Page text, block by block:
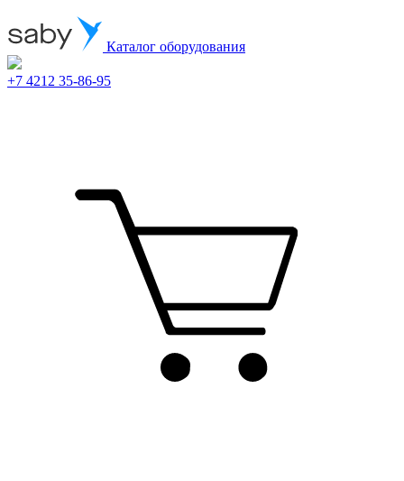
Каталог оборудования
+7 4212 35-86-95